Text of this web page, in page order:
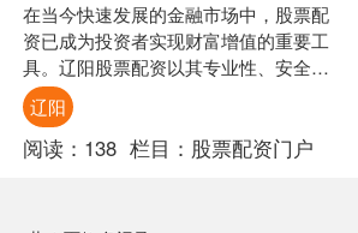
在当今快速发展的金融市场中，股票配
资已成为投资者实现财富增值的重要工
具。辽阳股票配资以其专业性、安全
性、高杠杆优势，为投资者提供了绝佳
的投资机会。 配资炒股虽然....
辽阳
阅读： 138 栏目： 股票配资门户